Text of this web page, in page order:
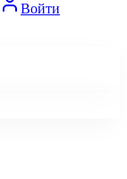
Войти